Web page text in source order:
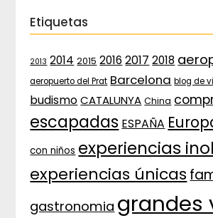
Etiquetas
2013 2014 2015 2016 2017 2018
aeropuerto del Prat Barcelona blog de
budismo CATALUNYA China
escapadas ESPAÑA
con niños experiencias
experiencias únicas
gastronomia grandes